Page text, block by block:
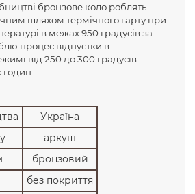
бронзове коло роблять
шляхом термічного гарту при
в межах 950 градусів за
процес відпустки в
від 250 до 300 градусів
годин.
Україна
аркуш
бронзовий
без покриття